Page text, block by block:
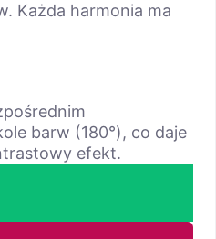
Każda harmonia ma
barw (180°), co daje
efekt.